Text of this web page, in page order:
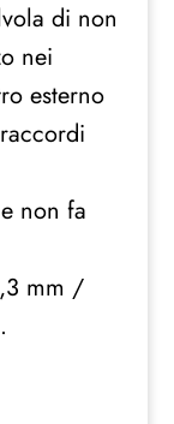
di non
nei
esterno
non fa
mm /